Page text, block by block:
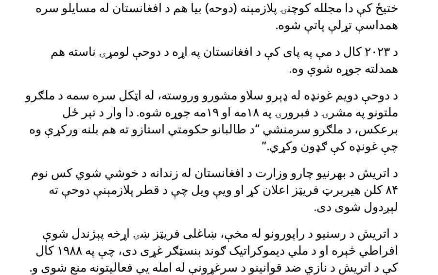
ختیځ کې دا مجلله کوچنۍ پلازمېنه (دوحه) بیا هم د افغانستان له مسایلو سره
همداسې تړلې پاتې شوه.
د ۲۰۲۳ کال د مې په پای کې د افغانستان په اړه د دوحې لومړۍ ناسته هم
همدلته جوړه شوې وه.‌
د دوحې دویم غونډه له ډېرو سلاو مشورو وروسته، له اټکل سره سمه د ملګرو
ملتونو په مشرۍ د فبرورۍ په ۱۸مه او ۱۹مه جوړه شوه.‌ دا وار د تېر ځل
برعکس، د ملګرو سرمنشي “د طالبانو حکومتي‌ استازو ته هم بلنه ورکړې وه
چې غونډه کې ګډون وکړي.”
د اتریش د بهرنیو چارو وزارت د افغانستان له زندانه د خوشي شوي کس نوم
۸۴ کلن هیربرټ فریټز اعلان کړ او ویې ویل چې د قطر پلازمېنې دوحې ته
لېږدول شوی دی.
د اتریش د رسنیو د راپورونو له مخې، ښاغلی فریټز ښۍ اړخه پېژندل شوې
افراطي څېره او د ملي دیموکراتیک ګوند بنسټګر غړی دی، چې په ۱۹۸۸ کال
کې د اتریش د نازي ضد قوانینو د سرغړونې له امله یې فعالیتونه منع شوی و.